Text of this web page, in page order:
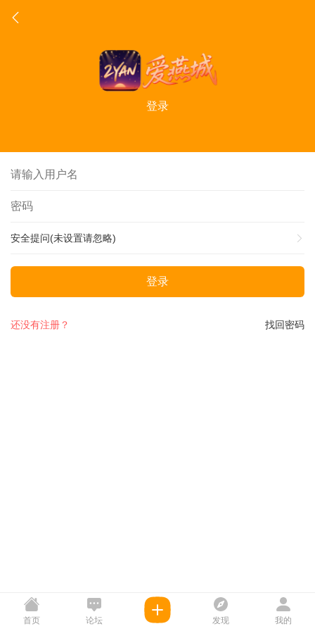
登录
安全提问(未设置请忽略)
登录
找回密码
还没有注册？
首页 论坛 发现 我的